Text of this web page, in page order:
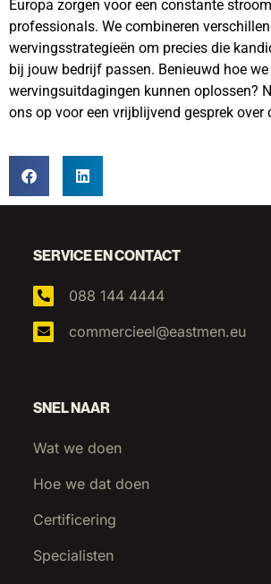
Europa zorgen voor een constante
professionals. We combineren
wervingsstrategieën om precies die
bij jouw bedrijf passen. Benieuwd hoe
wervingsuitdagingen kunnen oplossen?
ons op voor een vrijblijvend gesprek over
SERVICE EN CONTACT
088 144 4444
commercieel@eastmen.eu
SNEL NAAR
Wat we doen
Hoe we dat doen
Certificering
Specialisten